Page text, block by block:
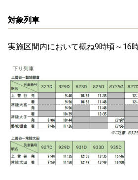
対象列車
実施区間内において概ね9時頃～16